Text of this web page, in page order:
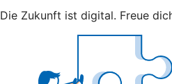
Die Zukunft ist digital. Freue